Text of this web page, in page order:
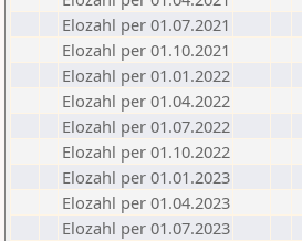
Elozahl per 01.07.2021
Elozahl per 01.10.2021
Elozahl per 01.01.2022
Elozahl per 01.04.2022
Elozahl per 01.07.2022
Elozahl per 01.10.2022
Elozahl per 01.01.2023
Elozahl per 01.04.2023
Elozahl per 01.07.2023